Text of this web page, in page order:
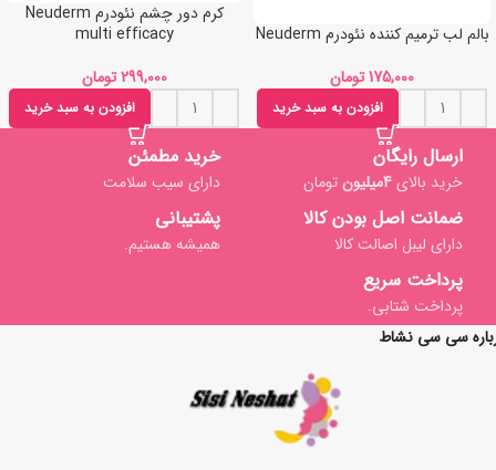
بالم لب ترمیم کننده نئودرم Neuderm
تومان
افزودن به سبد خرید
کرم دور چشم نئودرم Neuderm
multi efficacy
تومان
افزودن به سبد خرید
ارسال رایگان
خرید بالای4میلیون تومان
خرید مطمئن
دارای سیب سلامت
ضمانت اصل بودن کالا
دارای لیبل اصالت کالا
پشتیبانی
همیشه هستیم.
پرداخت سریع
پرداخت شتابی.
سی سی نشاط